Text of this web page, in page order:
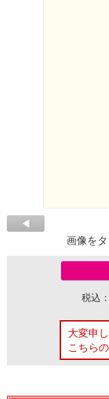
画像をタ
税込：
大変申
こちら